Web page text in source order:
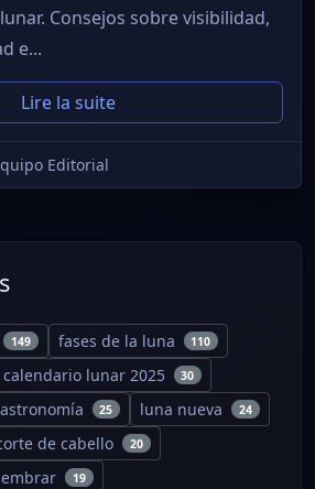
Consejos sobre visibilidad,
e...
Lire la suite
Editorial
149 fases de la luna 110
calendario lunar 2025 30
astronomía 25 luna nueva 24
de cabello 20
19